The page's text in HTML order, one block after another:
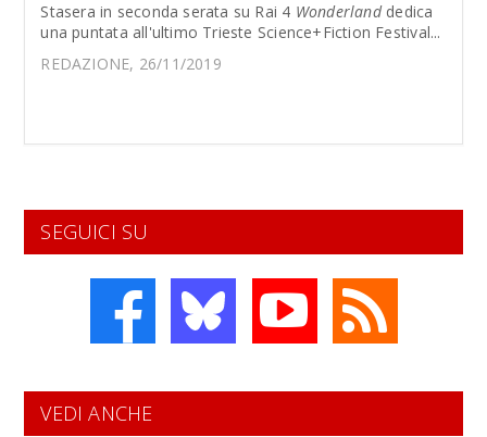
Stasera in seconda serata su Rai 4 Wonderlanddedica
una puntata all'ultimo Trieste Science+Fiction Festival...
REDAZIONE, 26/11/2019
SEGUICI SU
VEDI ANCHE